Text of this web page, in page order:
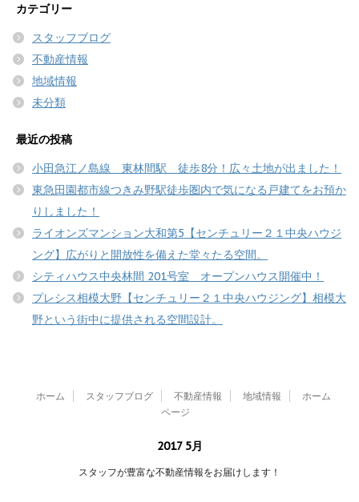
カテゴリー
スタッフブログ
不動産情報
地域情報
未分類
最近の投稿
小田急江ノ島線 東林間駅 徒歩8分！広々土地が出ました！
東急田園都市線つきみ野駅徒歩圏内で気になる戸建てをお預か
りしました！
ライオンズマンション大和第5【センチュリー２１中央ハウジ
ング】広がりと開放性を備えた堂々たる空間。
シティハウス中央林間 201号室 オープンハウス開催中！
プレシス相模大野【センチュリー２１中央ハウジング】相模大
野という街中に提供される空間設計。
ホーム スタッフブログ 不動産情報 地域情報
ホーム
ページ
2017 5月
スタッフが豊富な不動産情報をお届けします！